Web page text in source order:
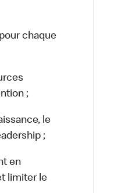
chaque
;
le
;
en
limiter le